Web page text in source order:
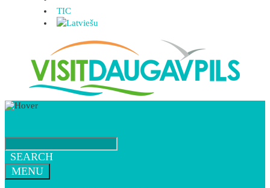
TIC
SEARCH
MENU